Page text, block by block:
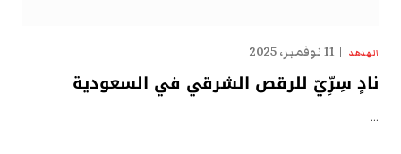
الهدهد 11 نوفمبر، 2025
نادٍ سِرِّيّ للرقص الشرقي في السعودية
…